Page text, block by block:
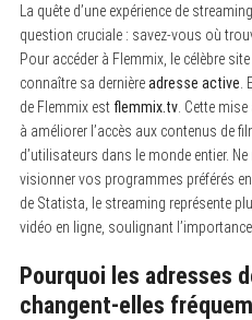
La quête d’une expérience de
question cruciale : savez-vous où
Pour accéder à Flemmix, le célèbre
connaître sa dernièreadresse active
de Flemmix est flemmix.tv. Cette mise
à améliorer l’accès aux contenus de
d’utilisateurs dans le monde entier.
visionner vos programmes préférés
de Statista, le streaming représente
vidéo en ligne, soulignant l’importance
Pourquoi les adresses
changent-elles